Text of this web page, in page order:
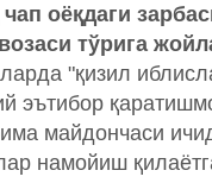
оёқдаги
тўрига
"қизил
эътибор
майдончаси
намойиш